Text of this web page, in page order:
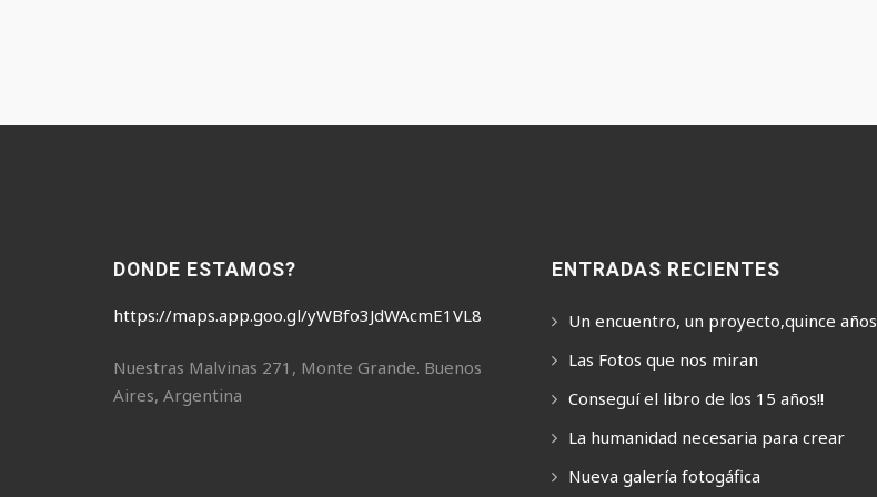
DONDE ESTAMOS?
https://maps.app.goo.gl/yWBfo3JdWAcmE1VL8
Nuestras Malvinas 271, Monte Grande. Buenos
Aires, Argentina
ENTRADAS RECIENTES
Un encuentro, un proyecto,quince años
Las Fotos que nos miran
Conseguí el libro de los 15 años!!
La humanidad necesaria para crear
Nueva galería fotogáfica